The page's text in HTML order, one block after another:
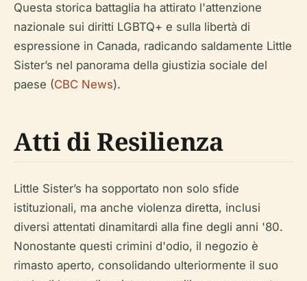
Questa storica battaglia ha attirato l'attenzione
nazionale sui diritti LGBTQ+ e sulla libertà di
espressione in Canada, radicando saldamente Little
Sister’s nel panorama della giustizia sociale del
paese (CBC News).
Atti di Resilienza
Little Sister’s ha sopportato non solo sfide
istituzionali, ma anche violenza diretta, inclusi
diversi attentati dinamitardi alla fine degli anni '80.
Nonostante questi crimini d'odio, il negozio è
rimasto aperto, consolidando ulteriormente il suo